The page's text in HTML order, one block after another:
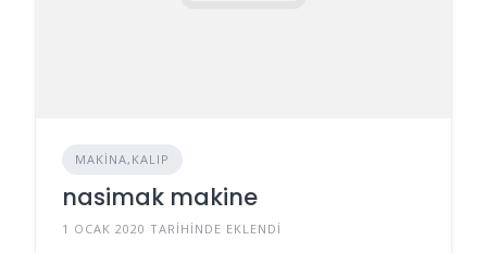
MAKINA,KALIP
nasimak makine
1 OCAK 2020 TARIHINDE EKLENDI